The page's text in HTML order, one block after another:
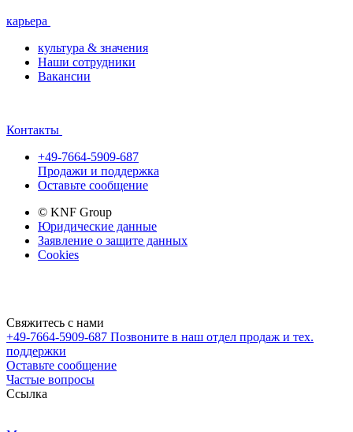
карьера
культура & значения
Наши сотрудники
Вакансии
Контакты
+49-7664-5909-687
Продажи и поддержка
Оставьте сообщение
© KNF Group
Юридические данные
Заявление о защите данных
Cookies
Свяжитесь с нами
+49-7664-5909-687 Позвоните в наш отдел продаж и тех.
поддержки
Оставьте сообщение
Частые вопросы
Cсылка